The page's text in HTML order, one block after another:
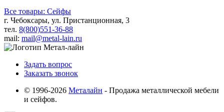
Все товары: Сейфы
г. Чебоксары, ул. Пристанционная, 3
тел. 8(800)551-36-88
mail: mail@metal-lain.ru
Задать вопрос
Заказать звонок
© 1996-2026 Металайн - Продажа металлической мебели
и сейфов.